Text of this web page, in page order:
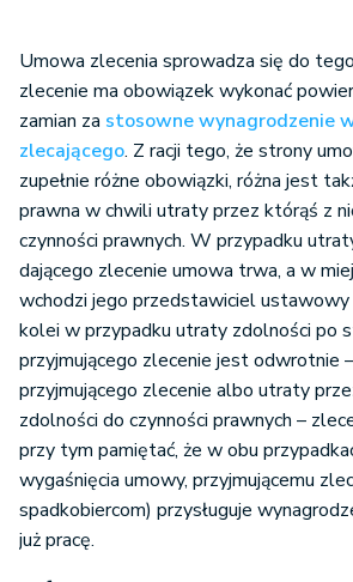
Umowa zlecenia sprowadza się do
zlecenie ma obowiązek wykonać
zamian za stosowne wynagrodzenie
zlecającego. Z racji tego, że strony
zupełnie różne obowiązki, różna jest
prawna w chwili utraty przez którąś z
czynności prawnych. W przypadku
dającego zlecenie umowa trwa, a w
wchodzi jego przedstawiciel ustawowy
kolei w przypadku utraty zdolności po
przyjmującego zlecenie jest odwrotnie
przyjmującego zlecenie albo utraty
zdolności do czynności prawnych –
przy tym pamiętać, że w obu
wygaśnięcia umowy, przyjmującemu
spadkobiercom) przysługuje
już pracę.